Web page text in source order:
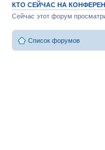
КТО СЕЙЧАС НА
Сейчас этот форум
Список форумов